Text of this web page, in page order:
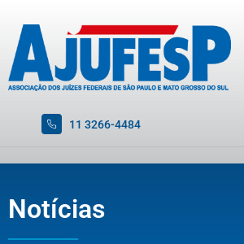
11 3266-4484
Notícias